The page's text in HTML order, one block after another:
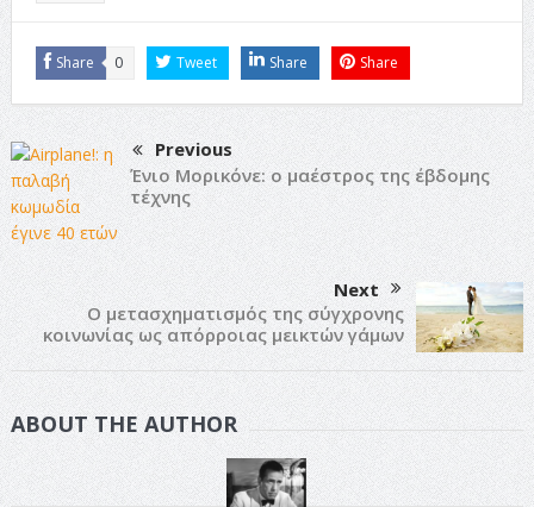
Share 0 Tweet Share Share
Previous
Ένιο Μορικόνε: ο μαέστρος της έβδομης
τέχνης
Next
O μετασχηματισμός της σύγχρονης
κοινωνίας ως απόρροιας μεικτών γάμων
ABOUT THE AUTHOR